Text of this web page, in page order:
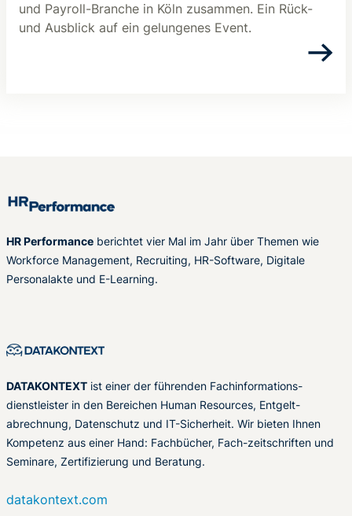
und Payroll-Branche in Köln zusammen. Ein Rück-
und Ausblick auf ein gelungenes Event.
HR Performance berichtet vier Mal im Jahr über Themen wie
Workforce Management, Recruiting, HR-Software, Digitale
Personalakte und E-Learning.
DATAKONTEXT ist einer der führenden Fachinformations-
dienstleister in den Bereichen Human Resources, Entgelt-
abrechnung, Datenschutz und IT-Sicherheit. Wir bieten Ihnen
Kompetenz aus einer Hand: Fachbücher, Fach-zeitschriften und
Seminare, Zertifizierung und Beratung.
datakontext.com